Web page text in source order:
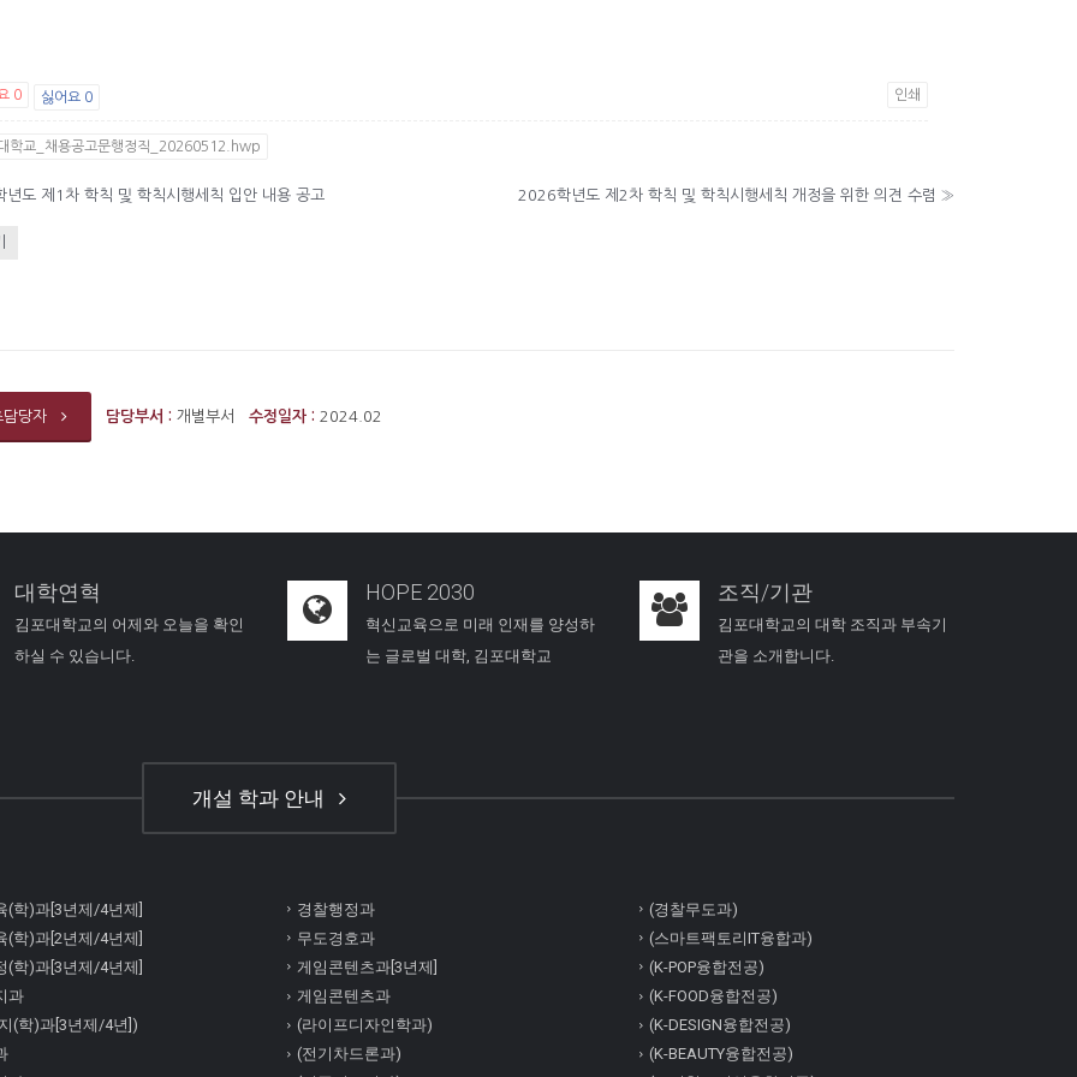
0 싫어요 0 인쇄
학교_채용공고문행정직_20260512.hwp
년도 제1차 학칙 및 학칙시행세칙 입안 내용 공고 2026학년도 제2차 학칙 및 학칙시행세칙 개정을 위한 의견 수렴 »
담당자 담당부서 : 개별부서 수정일자 : 2024.02
대학연혁
김포대학교의 어제와 오늘을 확인
하실 수 있습니다.
HOPE 2030
혁신교육으로 미래 인재를 양성하
는 글로벌 대학, 김포대학교
조직/기관
김포대학교의 대학 조직과 부속기
관을 소개합니다.
개설 학과 안내
(학)과[3년제/4년제]
(학)과[2년제/4년제]
(학)과[3년제/4년제]
과
(학)과[3년제/4년])
경찰행정과
무도경호과
게임콘텐츠과[3년제]
게임콘텐츠과
(라이프디자인학과)
(전기차드론과)
(경찰무도과)
(스마트팩토리IT융합과)
(K-POP융합전공)
(K-FOOD융합전공)
(K-DESIGN융합전공)
(K-BEAUTY융합전공)